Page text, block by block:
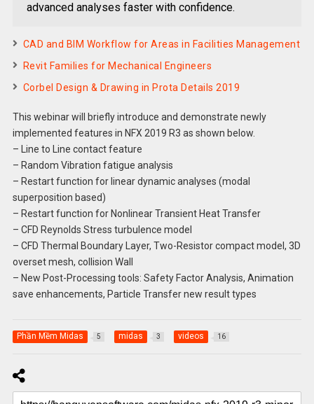
advanced analyses faster with confidence.
CAD and BIM Workflow for Areas in Facilities Management
Revit Families for Mechanical Engineers
Corbel Design & Drawing in Prota Details 2019
This webinar will briefly introduce and demonstrate newly
implemented features in NFX 2019 R3 as shown below.
– Line to Line contact feature
– Random Vibration fatigue analysis
– Restart function for linear dynamic analyses (modal
superposition based)
– Restart function for Nonlinear Transient Heat Transfer
– CFD Reynolds Stress turbulence model
– CFD Thermal Boundary Layer, Two-Resistor compact model, 3D
overset mesh, collision Wall
– New Post-Processing tools: Safety Factor Analysis, Animation
save enhancements, Particle Transfer new result types
Phần Mềm Midas 5 midas 3 videos 16